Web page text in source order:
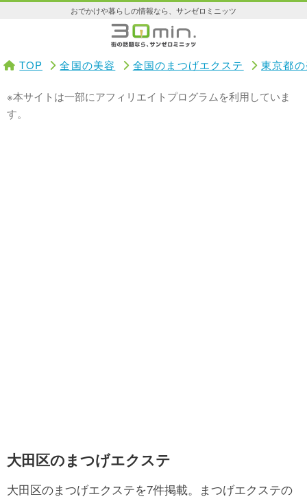
おでかけや暮らしの情報なら、サンゼロミニッツ
TOP 全国の美容 全国のまつげエクステ 東京都
※本サイトは一部にアフィリエイトプログラムを利用していま
す。
大田区のまつげエクステ
大田区のまつげエクステを7件掲載。まつげエクステの